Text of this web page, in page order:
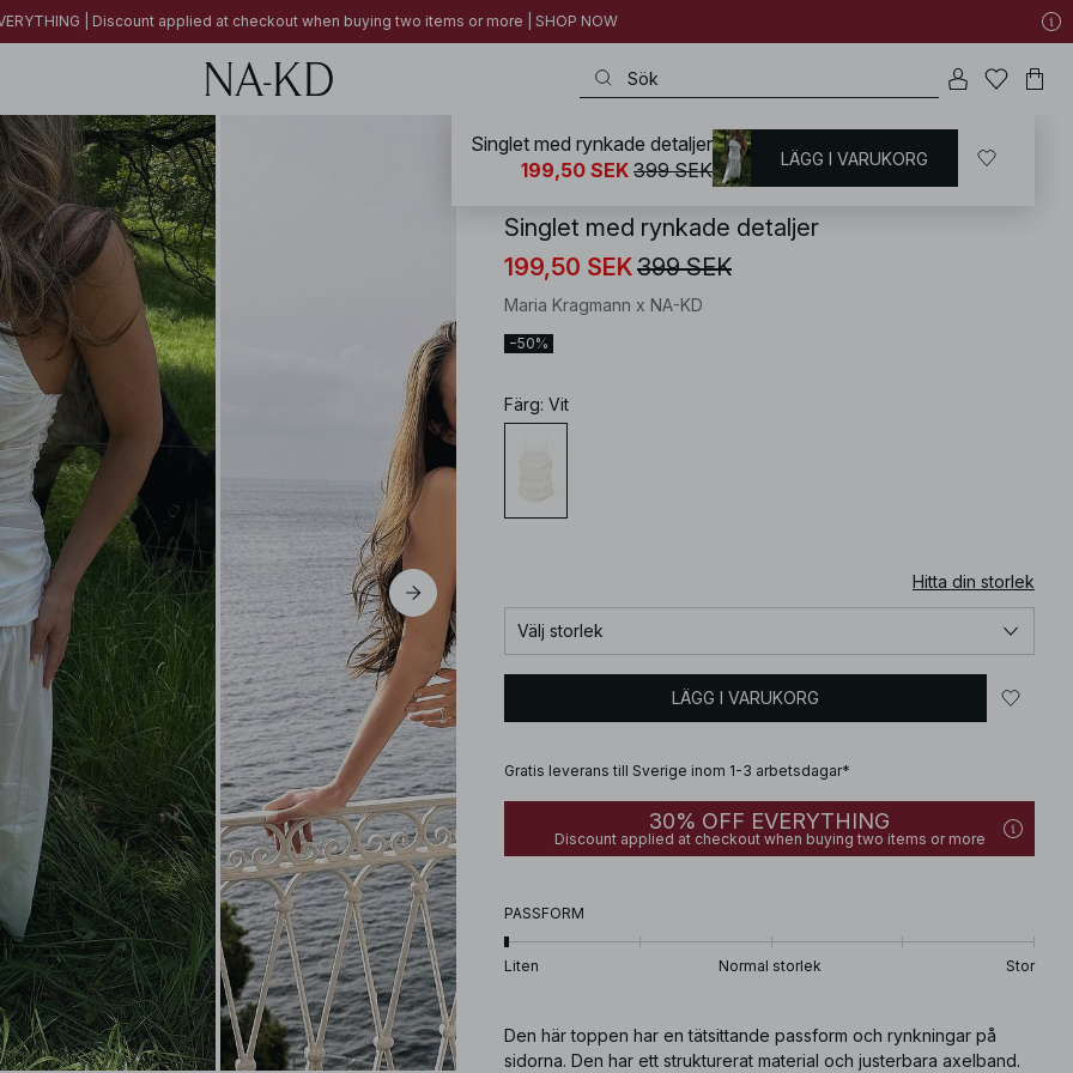
| Discount applied at checkout when buying two items or more | SHOP NOW
NA-KD Toppar / Ärmlösa toppar
Singlet med rynkade detaljer
199,50 SEK399 SEK
Maria Kragmann x NA-KD
−50%
Färg: Vit
Hitta din storlek
Välj storlek
LÄGG I VARUKORG
Gratis leverans till Sverige inom 1-3 arbetsdagar*
30% OFF EVERYTHING
Discount applied at checkout when buying two items or more
PASSFORM
Liten Normal storlek Stor
Den här toppen har en tätsittande passform och rynkningar på
sidorna. Den har ett strukturerat material och justerbara axelband.
Singlet med rynkade detaljer
199,50 SEK 399 SEK LÄGG I VARUKORG